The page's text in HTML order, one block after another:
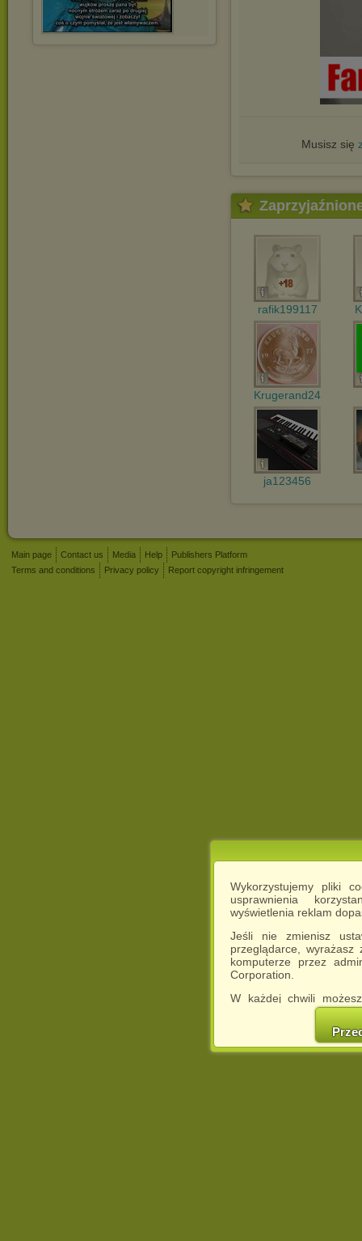
Wykorzystujemy pliki
usprawnienia
wyświetlenia reklam
Jeśli nie zmienisz
przeglądarce,
komputerze przez
Corporation.
W każdej chwili
cookies w swojej
w naszej
http://chomikuj.pl/
Musisz się
rafik199117
Krugerand24
ja123456
Main page Contact us Media Help
Publishers Platform
Terms and conditions
Privacy policy Report copyright infringement